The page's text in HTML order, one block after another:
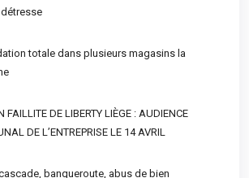
totale dans plusieurs magasins la
FAILLITE DE LIBERTY LIÈGE : AUDIENCE
DE L’ENTREPRISE LE 14 AVRIL
banqueroute, abus de bien